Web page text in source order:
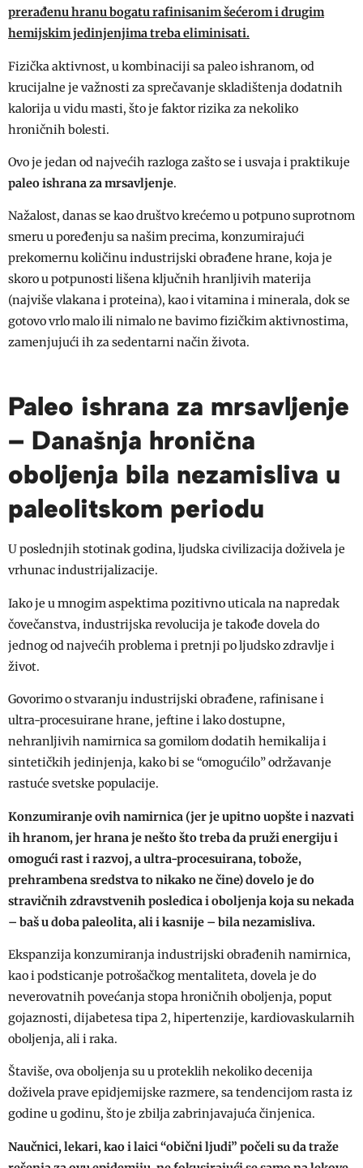
prerađenu hranu bogatu rafinisanim šećerom i drugim
hemijskim jedinjenjima treba eliminisati.
Fizička aktivnost, u kombinaciji sa paleo ishranom, od
krucijalne je važnosti za sprečavanje skladištenja dodatnih
kalorija u vidu masti, što je faktor rizika za nekoliko
hroničnih bolesti.
Ovo je jedan od najvećih razloga zašto se i usvaja i praktikuje
paleo ishrana za mrsavljenje.
Nažalost, danas se kao društvo krećemo u potpuno suprotnom
smeru u poređenju sa našim precima, konzumirajući
prekomernu količinu industrijski obrađene hrane, koja je
skoro u potpunosti lišena ključnih hranljivih materija
(najviše vlakana i proteina), kao i vitamina i minerala, dok se
gotovo vrlo malo ili nimalo ne bavimo fizičkim aktivnostima,
zamenjujući ih za sedentarni način života.
Paleo ishrana za mrsavljenje
– Današnja hronična
oboljenja bila nezamisliva u
paleolitskom periodu
U poslednjih stotinak godina, ljudska civilizacija doživela je
vrhunac industrijalizacije.
Iako je u mnogim aspektima pozitivno uticala na napredak
čovečanstva, industrijska revolucija je takođe dovela do
jednog od najvećih problema i pretnji po ljudsko zdravlje i
život.
Govorimo o stvaranju industrijski obrađene, rafinisane i
ultra-procesuirane hrane, jeftine i lako dostupne,
nehranljivih namirnica sa gomilom dodatih hemikalija i
sintetičkih jedinjenja, kako bi se “omogućilo” održavanje
rastuće svetske populacije.
Konzumiranje ovih namirnica (jer je upitno uopšte i nazvati
ih hranom, jer hrana je nešto što treba da pruži energiju i
omogući rast i razvoj, a ultra-procesuirana, tobože,
prehrambena sredstva to nikako ne čine) dovelo je do
stravičnih zdravstvenih posledica i oboljenja koja su nekada
– baš u doba paleolita, ali i kasnije – bila nezamisliva.
Ekspanzija konzumiranja industrijski obrađenih namirnica,
kao i podsticanje potrošačkog mentaliteta, dovela je do
neverovatnih povećanja stopa hroničnih oboljenja, poput
gojaznosti, dijabetesa tipa 2, hipertenzije, kardiovaskularnih
oboljenja, ali i raka.
Štaviše, ova oboljenja su u proteklih nekoliko decenija
doživela prave epidjemijske razmere, sa tendencijom rasta iz
godine u godinu, što je zbilja zabrinjavajuća činjenica.
Naučnici, lekari, kao i laici “obični ljudi” počeli su da traže